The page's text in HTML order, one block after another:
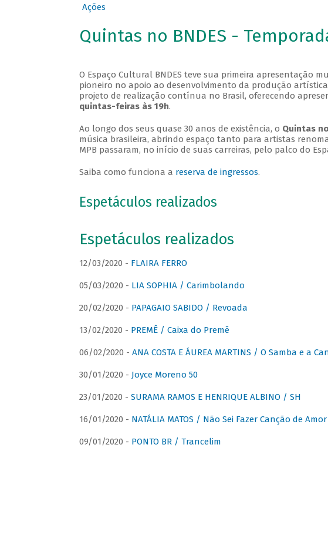
Ações
Quintas no BNDES -
O Espaço Cultural BNDES teve sua primeira apresentação
pioneiro no apoio ao desenvolvimento da produção
projeto de realização contínua no Brasil, oferecendo
quintas-feiras às 19h.
Ao longo dos seus quase 30 anos de existência, o Quintas
música brasileira, abrindo espaço tanto para artistas
MPB passaram, no início de suas carreiras, pelo palco do
Saiba como funciona a reserva de ingressos.
Espetáculos realizados
Espetáculos realizados
12/03/2020 - FLAIRA FERRO
05/03/2020 - LIA SOPHIA / Carimbolando
20/02/2020 - PAPAGAIO SABIDO / Revoada
13/02/2020 - PREMÊ / Caixa do Premê
06/02/2020 - ANA COSTA E ÁUREA MARTINS / O Samba e a
30/01/2020 - Joyce Moreno 50
23/01/2020 - SURAMA RAMOS E HENRIQUE ALBINO / SH
16/01/2020 - NATÁLIA MATOS / Não Sei Fazer Canção de Amor
09/01/2020 - PONTO BR / Trancelim